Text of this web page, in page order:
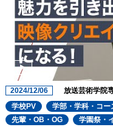
2024/12/06 放送芸術学院
学校PV
学部・学科・コー
先輩・OB・OG
学園祭・